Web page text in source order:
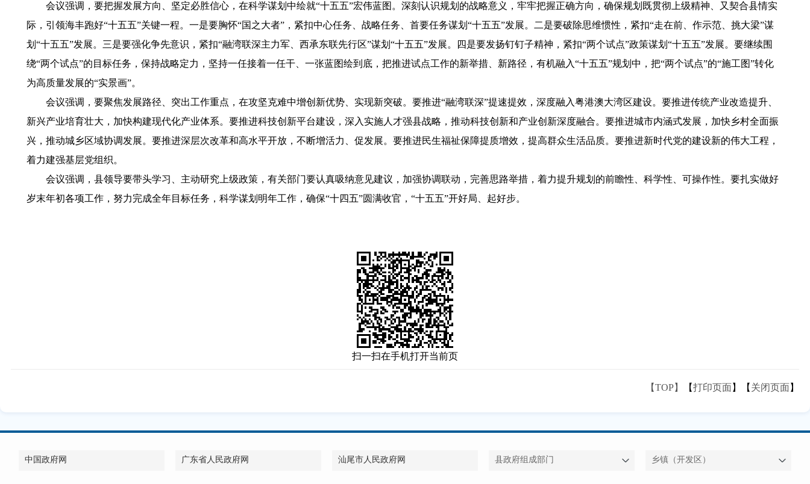
会议强调，要把握发展方向、坚定必胜信心，在科学谋划中绘就“十五五”宏伟蓝图。深刻认识规划的战略意义，牢牢把握正确方向，确保规划既贯彻上级精神、又契合县情实
际，引领海丰跑好“十五五”关键一程。一是要胸怀“国之大者”，紧扣中心任务、战略任务、首要任务谋划“十五五”发展。二是要破除思维惯性，紧扣“走在前、作示范、挑大梁”谋
划“十五五”发展。三是要强化争先意识，紧扣“融湾联深主力军、西承东联先行区”谋划“十五五”发展。四是要发扬钉钉子精神，紧扣“两个试点”政策谋划“十五五”发展。要继续围
绕“两个试点”的目标任务，保持战略定力，坚持一任接着一任干、一张蓝图绘到底，把推进试点工作的新举措、新路径，有机融入“十五五”规划中，把“两个试点”的“施工图”转化
为高质量发展的“实景画”。
会议强调，要聚焦发展路径、突出工作重点，在攻坚克难中增创新优势、实现新突破。要推进“融湾联深”提速提效，深度融入粤港澳大湾区建设。要推进传统产业改造提升、
新兴产业培育壮大，加快构建现代化产业体系。要推进科技创新平台建设，深入实施人才强县战略，推动科技创新和产业创新深度融合。要推进城市内涵式发展，加快乡村全面振
兴，推动城乡区域协调发展。要推进深层次改革和高水平开放，不断增活力、促发展。要推进民生福祉保障提质增效，提高群众生活品质。要推进新时代党的建设新的伟大工程，
着力建强基层党组织。
会议强调，县领导要带头学习、主动研究上级政策，有关部门要认真吸纳意见建议，加强协调联动，完善思路举措，着力提升规划的前瞻性、科学性、可操作性。要扎实做好
岁末年初各项工作，努力完成全年目标任务，科学谋划明年工作，确保“十四五”圆满收官，“十五五”开好局、起好步。
扫一扫在手机打开当前页
【TOP】 【打印页面】【 关闭页面】
中国政府网 广东省人民政府网 汕尾市人民政府网 县政府组成部门 乡镇（开发区）